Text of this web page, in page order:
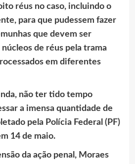
réus no caso, incluindo o
para que pudessem fazer
que devem ser
de réus pela trama
em diferentes
não ter tido tempo
a imensa quantidade de
pela Polícia Federal (PF)
14 de maio.
da ação penal, Moraes